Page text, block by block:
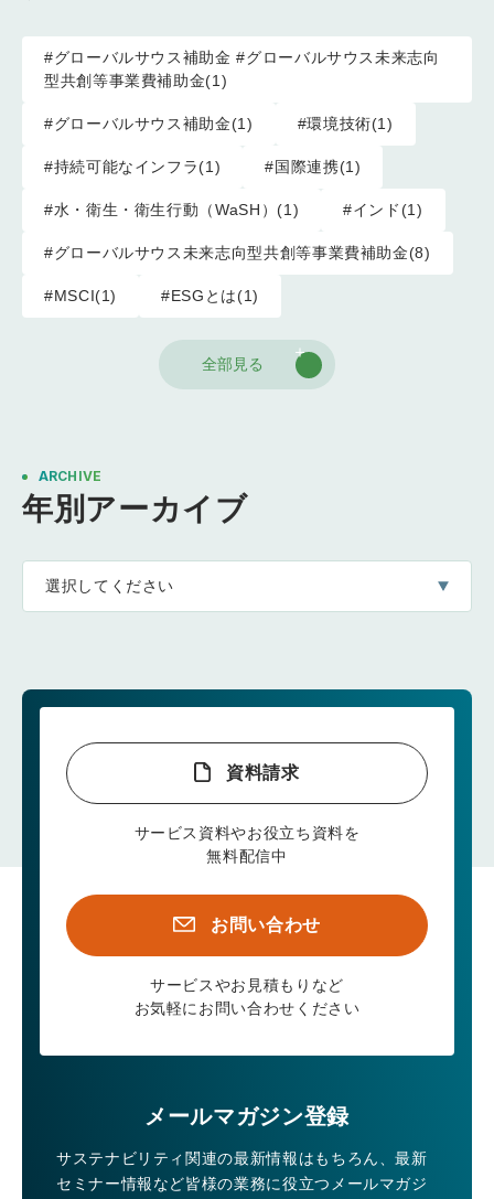
#グローバルサウス補助金 #グローバルサウス未来志向
型共創等事業費補助金(1)
#グローバルサウス補助金(1) #環境技術(1)
#持続可能なインフラ(1) #国際連携(1)
#水・衛生・衛生行動（WaSH）(1) #インド(1)
#グローバルサウス未来志向型共創等事業費補助金(8)
#MSCI(1) #ESGとは(1)
全部見る
ARCHIVE
年別アーカイブ
選択してください
資料請求
サービス資料やお役立ち資料を
無料配信中
お問い合わせ
サービスやお見積もりなど
お気軽にお問い合わせください
メールマガジン登録
サステナビリティ関連の最新情報はもちろん、最新
セミナー情報など皆様の業務に役立つメールマガジ